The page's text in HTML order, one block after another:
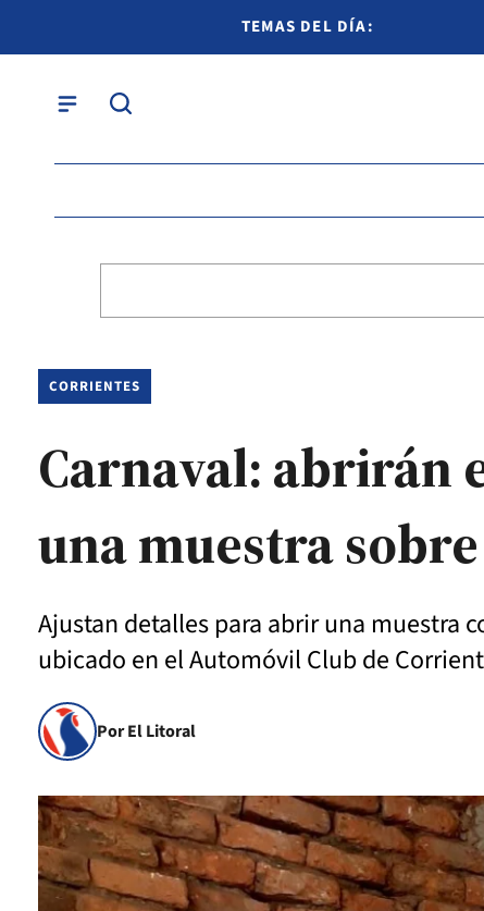
TEMAS DEL DÍA:
CORRIENTES
Carnaval: abrirán
una muestra
Ajustan detalles para abrir una muestra
ubicado en el Automóvil Club de
Por El Litoral